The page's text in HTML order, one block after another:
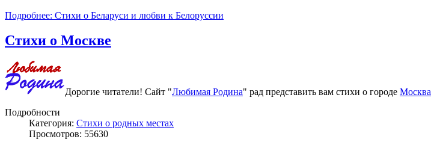
Подробнее: Стихи о Беларуси и любви к Белоруссии
Стихи о Москве
Дорогие читатели! Сайт "Любимая Родина" рад представить вам стихи о городе Москва
Подробности
Категория: Стихи о родных местах
Просмотров: 55630